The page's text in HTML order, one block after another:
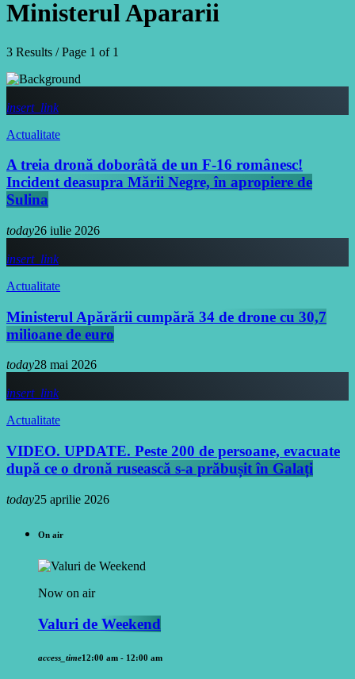
Ministerul Apararii
3 Results / Page 1 of 1
insert_link
Actualitate
A treia dronă doborâtă de un F-16 românesc!
Incident deasupra Mării Negre, în apropiere de
Sulina
today26 iulie 2026
insert_link
Actualitate
Ministerul Apărării cumpără 34 de drone cu 30,7
milioane de euro
today28 mai 2026
insert_link
Actualitate
VIDEO. UPDATE. Peste 200 de persoane, evacuate
după ce o dronă rusească s-a prăbușit în Galați
today25 aprilie 2026
On air
Now on air
Valuri de Weekend
access_time12:00 am - 12:00 am